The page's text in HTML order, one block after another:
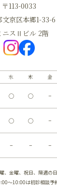
〒113-0033
文京区本郷1-33-6
ニスⅡビル 2階
水 木 金
◯ ◯ −
◯ ◯ −
− − −
、金曜、祝日、隔週の
～10:00は初診相談予